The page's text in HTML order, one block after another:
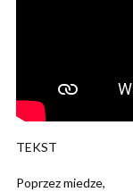
TEKST
Poprzez miedze,